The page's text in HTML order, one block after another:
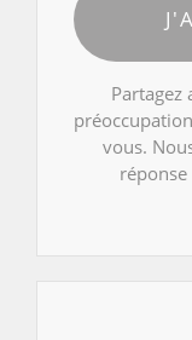
Partagez
vous.
réponse